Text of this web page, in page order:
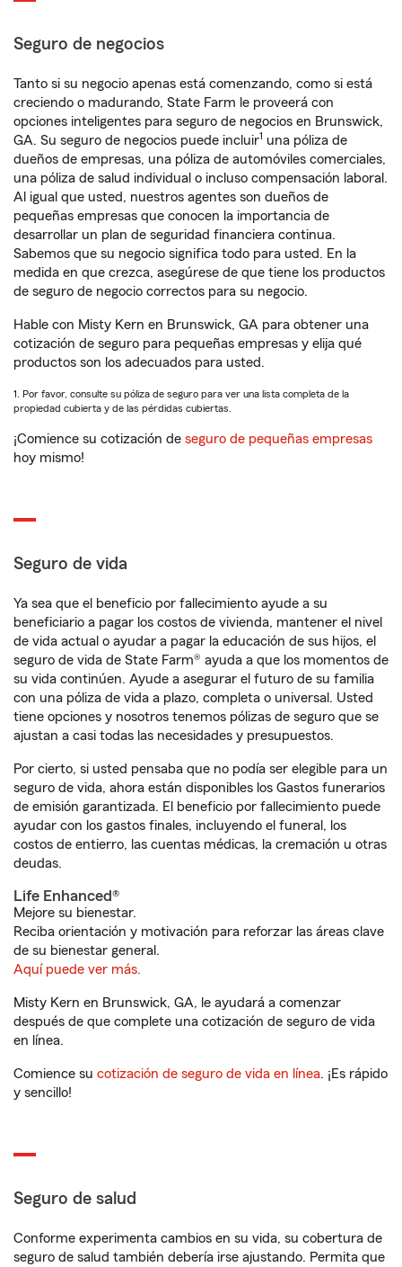
Seguro de negocios
Tanto si su negocio apenas está comenzando, como si está
creciendo o madurando, State Farm le proveerá con
opciones inteligentes para seguro de negocios en Brunswick,
GA. Su seguro de negocios puede incluir1 una póliza de
dueños de empresas, una póliza de automóviles comerciales,
una póliza de salud individual o incluso compensación laboral.
Al igual que usted, nuestros agentes son dueños de
pequeñas empresas que conocen la importancia de
desarrollar un plan de seguridad financiera continua.
Sabemos que su negocio significa todo para usted. En la
medida en que crezca, asegúrese de que tiene los productos
de seguro de negocio correctos para su negocio.
Hable con Misty Kern en Brunswick, GA para obtener una
cotización de seguro para pequeñas empresas y elija qué
productos son los adecuados para usted.
1. Por favor, consulte su póliza de seguro para ver una lista completa de la
propiedad cubierta y de las pérdidas cubiertas.
¡Comience su cotización de seguro de pequeñas empresas
hoy mismo!
Seguro de vida
Ya sea que el beneficio por fallecimiento ayude a su
beneficiario a pagar los costos de vivienda, mantener el nivel
de vida actual o ayudar a pagar la educación de sus hijos, el
seguro de vida de State Farm® ayuda a que los momentos de
su vida continúen. Ayude a asegurar el futuro de su familia
con una póliza de vida a plazo, completa o universal. Usted
tiene opciones y nosotros tenemos pólizas de seguro que se
ajustan a casi todas las necesidades y presupuestos.
Por cierto, si usted pensaba que no podía ser elegible para un
seguro de vida, ahora están disponibles los Gastos funerarios
de emisión garantizada. El beneficio por fallecimiento puede
ayudar con los gastos finales, incluyendo el funeral, los
costos de entierro, las cuentas médicas, la cremación u otras
deudas.
Life Enhanced®
Mejore su bienestar.
Reciba orientación y motivación para reforzar las áreas clave
de su bienestar general.
Aquí puede ver más.
Misty Kern en Brunswick, GA, le ayudará a comenzar
después de que complete una cotización de seguro de vida
en línea.
Comience su cotización de seguro de vida en línea. ¡Es rápido
y sencillo!
Seguro de salud
Conforme experimenta cambios en su vida, su cobertura de
seguro de salud también debería irse ajustando. Permita que